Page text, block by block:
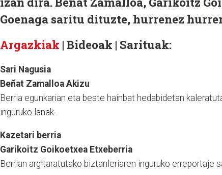
Goenaga saritu dituzte, hurrenez
Argazkiak | Bideoak | Sarituak:
Sari Nagusia
Beñat Zamalloa Akizu
Berria egunkarian eta beste hainbat hedabidetan
inguruko lanak.
Kazetari berria
Garikoitz Goikoetxea Etxeberria
Berrian argitaratutako biztanleriaren inguruko erreportaje